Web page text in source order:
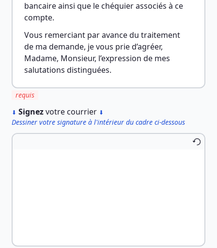
bancaire ainsi que le chéquier associés à ce
compte.
Vous remerciant par avance du traitement
de ma demande, je vous prie d’agréer,
Madame, Monsieur, l’expression de mes
salutations distinguées.
requis
⬇ Signezvotre courrier ⬇
Dessiner votre signature à l'intérieur du cadre ci-dessous